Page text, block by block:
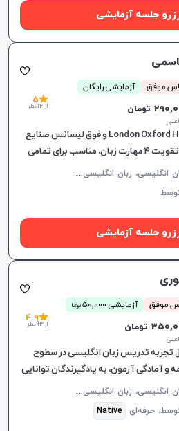
جلسه آزمایشی
آزمایشی رایگان
5
از 14 نظر
مدرک CELTA از London Oxford House College و فوق لیسانس صنایع
غذایی، ۱۵ سال سابقه تدریس، تقویت ۴ مهارت زبان، مناسب برای تمامی
م
کالمه زبان انگلیسی، زبان انگلیسی عمومی، گرامر زبان انگلیسی، زبان انگلیسی بریتیش
جلسه آزمایشی
آزمایشی 50,000 توما
ن
4.9
از 93 نظر
زبان‌شناسی و ۱۹ سال تجربه تدریس زبان انگلیسی در سطوح
و آمادگی آزمون‌، به یادگیرندگان توانایی
م
کالمه زبان انگلیسی، زبان انگلیسی عمومی، گرامر زبان انگلیسی، زبان انگلیسی آمریکایی، زبان انگلیسی کنکور سراسری، زبان انگلیسی کنکور کاردانی، زبان انگلیسی کنکور ارشد، زبان انگلیسی هفتم دبیرستان، زبان انگلیسی هشتم دبیرستان، زبان انگلیسی نهم دبیرستان، زبان انگلیسی دهم دبیرستان، زبان انگلیسی یازدهم دبیرستان، زبان انگلیسی دوازدهم دبیرستان، زبان انگلیسی کودکان
حرفه‌ای Native